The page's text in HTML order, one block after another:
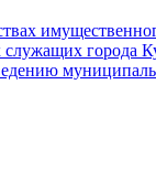
города